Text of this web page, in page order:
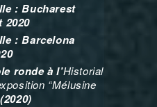
: Bucharest
2020
: Barcelona
ronde à l’Historial
“Mélusine